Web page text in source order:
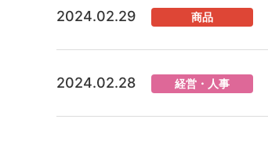
2024.02.29 商品
2024.02.28 経営・人事